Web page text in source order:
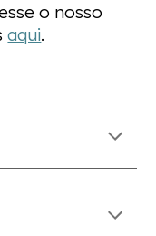
o nosso
aqui.